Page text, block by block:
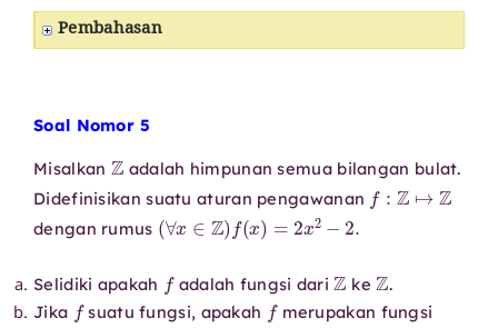
Pembahasan
Soal Nomor 5
Misalkan
Z
adalah himpunan semua bilangan bulat.
Didefinisikan suatu aturan pengawanan
f:Z ↦
dengan rumus
(∀ Z)f (x )= x2 −2.
Selidiki apakah
f
adalah fungsi dari
Z
ke
Z
.
Jika
f
suatu fungsi, apakah
f
merupakan fungsi